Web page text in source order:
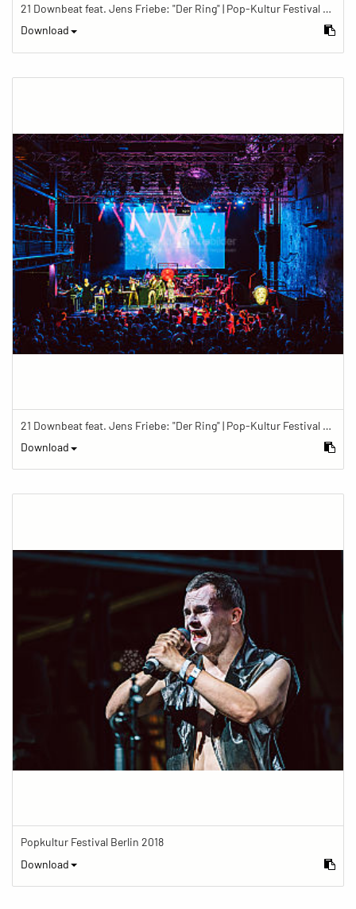
21 Downbeat feat. Jens Friebe: "Der Ring" | Pop-Kultur Festival 2019
Download
21 Downbeat feat. Jens Friebe: "Der Ring" | Pop-Kultur Festival 2019
Download
Popkultur Festival Berlin 2018
Download